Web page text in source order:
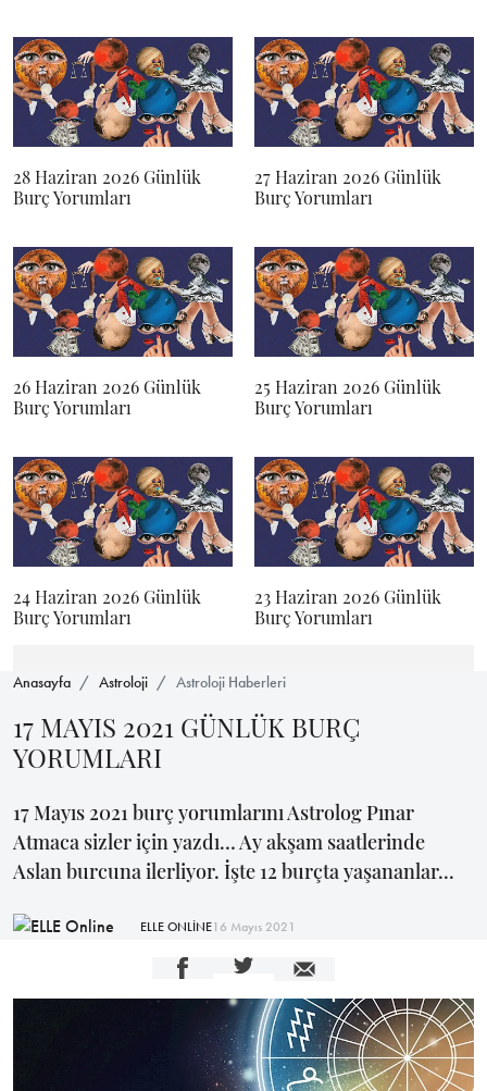
28 Haziran 2026 Günlük
Burç Yorumları
27 Haziran 2026 Günlük
Burç Yorumları
26 Haziran 2026 Günlük
Burç Yorumları
25 Haziran 2026 Günlük
Burç Yorumları
24 Haziran 2026 Günlük
Burç Yorumları
23 Haziran 2026 Günlük
Burç Yorumları
Anasayfa Astroloji Astroloji Haberleri
17 MAYIS 2021 GÜNLÜK BURÇ
YORUMLARI
17 Mayıs 2021 burç yorumlarını Astrolog Pınar
Atmaca sizler için yazdı… Ay akşam saatlerinde
Aslan burcuna ilerliyor. İşte 12 burçta yaşananlar...
ELLE ONLİNE16 Mayıs 2021